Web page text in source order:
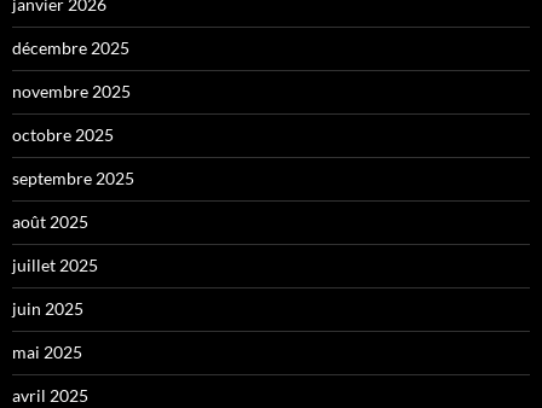
janvier 2026
décembre 2025
novembre 2025
octobre 2025
septembre 2025
août 2025
juillet 2025
juin 2025
mai 2025
avril 2025